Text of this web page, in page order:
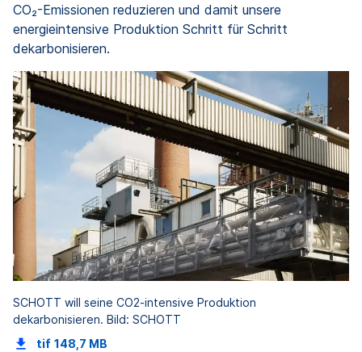
CO₂-Emissionen reduzieren und damit unsere
energieintensive Produktion Schritt für Schritt
dekarbonisieren.
SCHOTT will seine CO2-intensive Produktion
dekarbonisieren. Bild: SCHOTT
tif 148,7 MB